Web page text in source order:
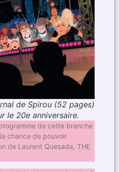
de Spirou (52 pages)
le 20e anniversaire.
de cette branche
chance de pouvoir
de Laurent Quesada, THE